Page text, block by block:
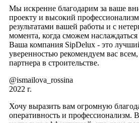
Мы искренне благодарим за ваше
проекту и высокий
результатами вашей работы и с
момента, когда сможем
Ваша компания SipDelux - это
уверенностью рекомендуем вас
партнера в строительстве.
@ismailova_rossina
2022 г.
Хочу выразить вам огромную
оперативность и профессионализм.